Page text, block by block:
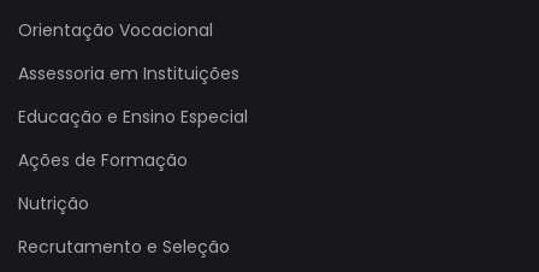
Orientação Vocacional
Assessoria em Instituições
Educação e Ensino Especial
Ações de Formação
Nutrição
Recrutamento e Seleção